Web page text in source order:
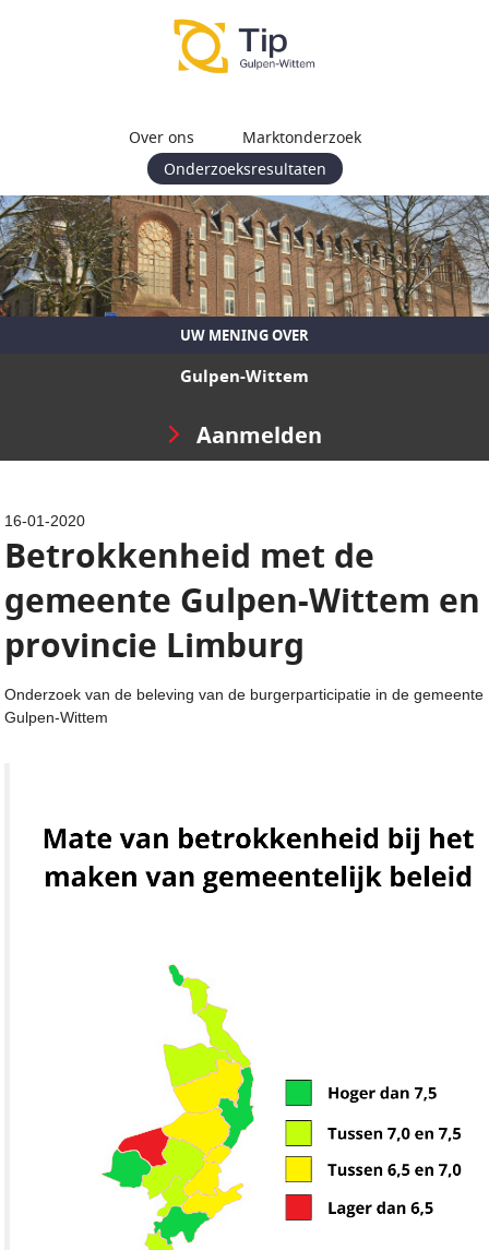
Over ons
Marktonderzoek
Onderzoeksresultaten
UW MENING OVER
Gulpen-Wittem
Aanmelden
16-01-2020
Betrokkenheid met de
gemeente Gulpen-Wittem en
provincie Limburg
Onderzoek van de beleving van de burgerparticipatie in de gemeente
Gulpen-Wittem